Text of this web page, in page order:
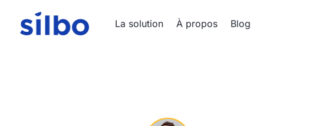
La solution À propos Blog